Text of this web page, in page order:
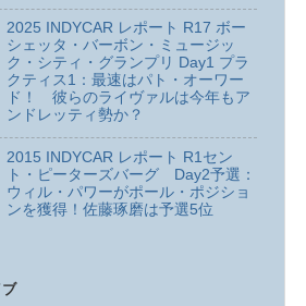
2025 INDYCAR レポート R17 ボー
シェッタ・バーボン・ミュージッ
ク・シティ・グランプリ Day1 プラ
クティス1：最速はパト・オーワー
ド！ 彼らのライヴァルは今年もア
ンドレッティ勢か？
2015 INDYCAR レポート R1セン
ト・ピーターズバーグ Day2予選：
ウィル・パワーがポール・ポジショ
ンを獲得！佐藤琢磨は予選5位